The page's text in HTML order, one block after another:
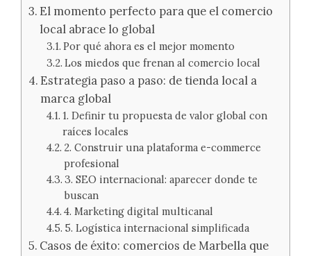
El momento perfecto para que el comercio
local abrace lo global
Por qué ahora es el mejor momento
Los miedos que frenan al comercio local
Estrategia paso a paso: de tienda local a
marca global
1. Definir tu propuesta de valor global con
raíces locales
2. Construir una plataforma e-commerce
profesional
3. SEO internacional: aparecer donde te
buscan
4. Marketing digital multicanal
5. Logística internacional simplificada
Casos de éxito: comercios de Marbella que